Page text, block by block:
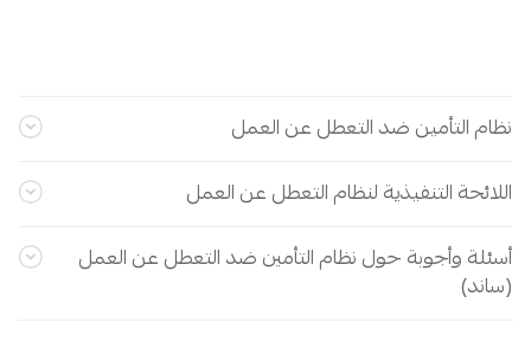
نظام التأمین ضد التعطل عن العمل
اللائحة التنفيذية لنظام التعطل عن العمل
أسئلة وأجوبة حول نظام التأمين ضد التعطل عن العمل
(ساند)